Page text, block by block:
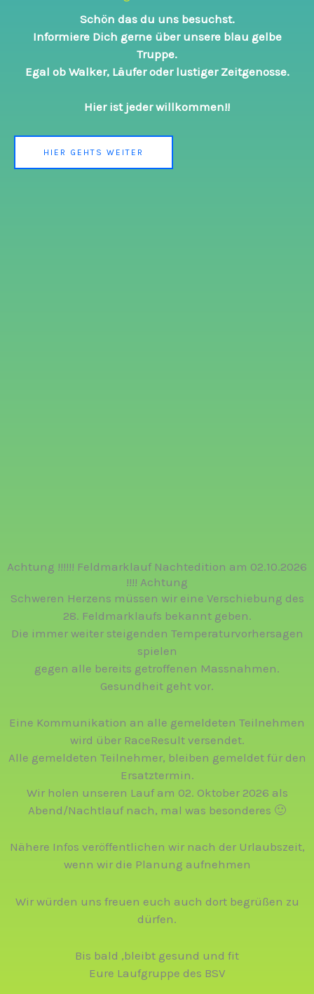
Schön das du uns besuchst.
Informiere Dich gerne über unsere blau gelbe
Truppe.
Egal ob Walker, Läufer oder lustiger Zeitgenosse.
Hier ist jeder willkommen!!
HIER GEHTS WEITER
Achtung !!!!!! Feldmarklauf Nachtedition am 02.10.2026
!!!! Achtung
Schweren Herzens müssen wir eine Verschiebung des
28. Feldmarklaufs bekannt geben.
Die immer weiter steigenden Temperaturvorhersagen
spielen
gegen alle bereits getroffenen Massnahmen.
Gesundheit geht vor.
Eine Kommunikation an alle gemeldeten Teilnehmen
wird über RaceResult versendet.
Alle gemeldeten Teilnehmer, bleiben gemeldet für den
Ersatztermin.
Wir holen unseren Lauf am 02. Oktober 2026 als
Abend/Nachtlauf nach, mal was besonderes 🙂
Nähere Infos veröffentlichen wir nach der Urlaubszeit,
wenn wir die Planung aufnehmen
Wir würden uns freuen euch auch dort begrüßen zu
dürfen.
Bis bald ,bleibt gesund und fit
Eure Laufgruppe des BSV